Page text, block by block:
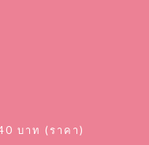
บาท (ราคา)